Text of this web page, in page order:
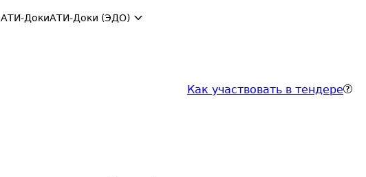
АТИ-ДокиАТИ-Доки (ЭДО)
Как участвовать в тендере